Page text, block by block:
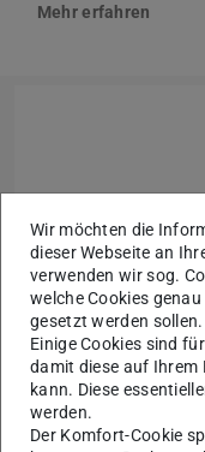
Mehr erfahren
Auszeichnung
Wir möchten die
dieser Webseite an
verwenden wir sog.
welche Cookies
gesetzt werden sollen.
Einige Cookies sind
damit diese auf Ihrem
kann. Diese
werden.
Der Komfort-Cookie